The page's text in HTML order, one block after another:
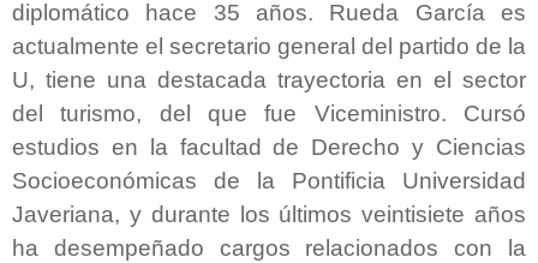
diplomático hace 35 años. Rueda García es
actualmente el secretario general del partido de la
U, tiene una destacada trayectoria en el sector
del turismo, del que fue Viceministro.
Cursó
estudios en la facultad de Derecho y Ciencias
Socioeconómicas de la Pontificia Universidad
Javeriana, y durante los últimos veintisiete años
ha desempeñado cargos relacionados con la